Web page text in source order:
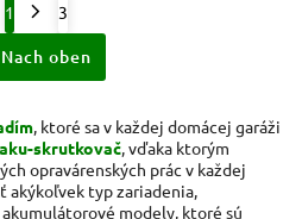
1 3
Nach oben
, ktoré sa v každej domácej garáži
aku-skrutkovač, vďaka ktorým
opravárenských prác v každej
akýkoľvek typ zariadenia,
akumulátorové modely, ktoré sú